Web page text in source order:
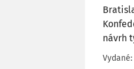
návrh
Vydané: